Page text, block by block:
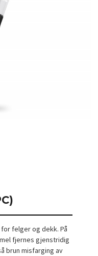
felger og dekk. På
fjernes gjenstridig
brun misfarging av